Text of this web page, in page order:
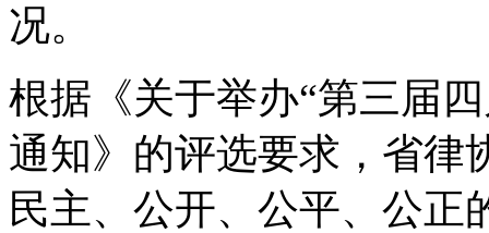
况。
根据《关于举办“第三届
通知》的评选要求，省律
民主、公开、公平、公正